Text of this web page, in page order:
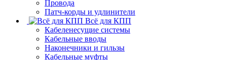
Провода
Патч-корды и удлинители
Всё для КПП
Кабеленесущие системы
Кабельные вводы
Наконечники и гильзы
Кабельные муфты